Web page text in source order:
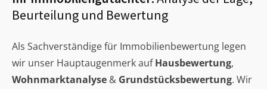
Beurteilung und Bewertung
Als Sachverständige für Immobilienbewertung legen
wir unser Hauptaugenmerk aufHausbewertung,
Wohnmarktanalyse & Grundstücksbewertung. Wir